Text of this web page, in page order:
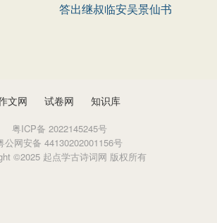
答出继叔临安吴景仙书
文网 试卷网 知识库
粤ICP备 2022145245号
公网安备 44130202001156号
©2025 起点学古诗词网 版权所有